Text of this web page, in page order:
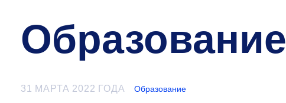
Образование
31 МАРТА 2022 ГОДА Образование